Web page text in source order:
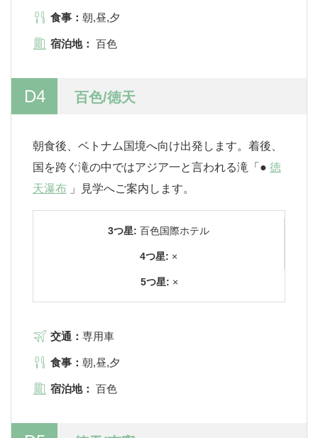
食事： 朝,昼,夕
宿泊地： 百色
D4 百色/徳天
朝食後、ベトナム国境へ向け出発します。着後、
国を跨ぐ滝の中ではアジア一と言われる滝「● 徳
天瀑布 」見学へご案内します。
3つ星: 百色国際ホテル
4つ星: ×
5つ星: ×
交通： 専用車
食事： 朝,昼,夕
宿泊地： 百色